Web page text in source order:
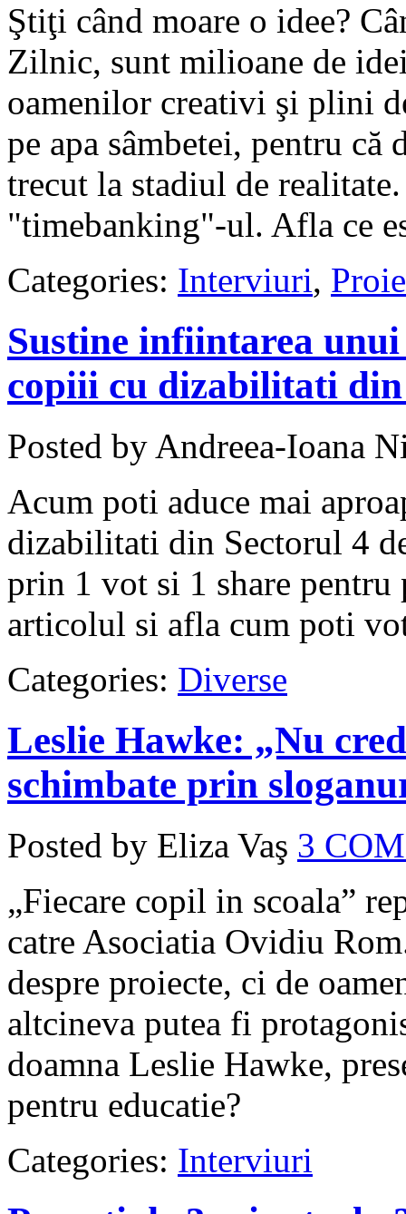
Ştiţi când moare o idee?
Zilnic, sunt milioane de
oamenilor creativi şi plini
pe apa sâmbetei, pentru
trecut la stadiul de
"timebanking"-ul. Afla ce
Categories: Interviuri,
Sustine infiintarea
copiii cu dizabilitati
Posted by Andreea-Ioana
Acum poti aduce mai
dizabilitati din Sectorul 4
prin 1 vot si 1 share
articolul si afla cum poti
Categories: Diverse
Leslie Hawke: „Nu
schimbate prin
Posted by Eliza Vaş 3
„Fiecare copil in scoala”
catre Asociatia Ovidiu
despre proiecte, ci de
altcineva putea fi
doamna Leslie Hawke,
pentru educatie?
Categories: Interviuri